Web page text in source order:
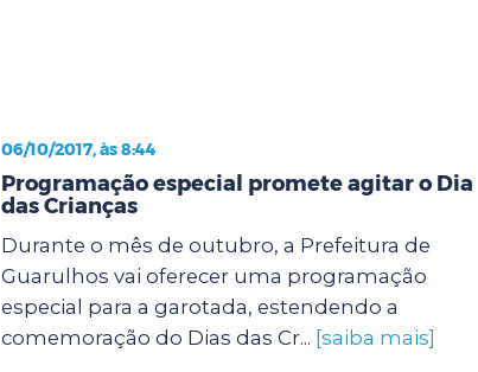
06/10/2017, às 8:44
Programação especial promete agitar o Dia
das Crianças
Durante o mês de outubro, a Prefeitura de
Guarulhos vai oferecer uma programação
especial para a garotada, estendendo a
comemoração do Dias das Cr... [saiba mais]